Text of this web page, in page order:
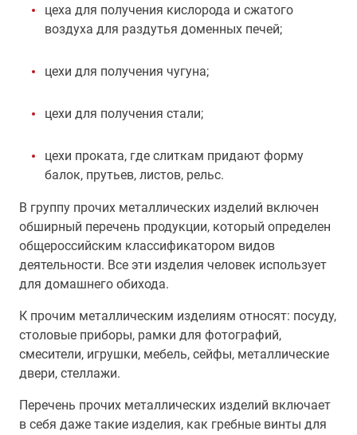
цеха для получения кислорода и сжатого
воздуха для раздутья доменных печей;
цехи для получения чугуна;
цехи для получения стали;
цехи проката, где слиткам придают форму
балок, прутьев, листов, рельс.
В группу прочих металлических изделий включен
обширный перечень продукции, который определен
общероссийским классификатором видов
деятельности. Все эти изделия человек использует
для домашнего обихода.
К прочим металлическим изделиям относят: посуду,
столовые приборы, рамки для фотографий,
смесители, игрушки, мебель, сейфы, металлические
двери, стеллажи.
Перечень прочих металлических изделий включает
в себя даже такие изделия, как гребные винты для